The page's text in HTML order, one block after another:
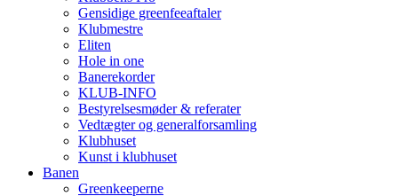
Gensidige greenfeeaftaler
Klubmestre
Eliten
Hole in one
Banerekorder
KLUB-INFO
Bestyrelsesmøder & referater
Vedtægter og generalforsamling
Klubhuset
Kunst i klubhuset
Banen
Greenkeeperne